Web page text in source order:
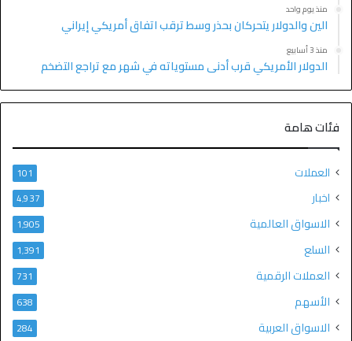
منذ يوم واحد
الين والدولار يتحركان بحذر وسط ترقب اتفاق أمريكي إيراني
منذ 3 أسابيع
الدولار الأمريكي قرب أدنى مستوياته في شهر مع تراجع التضخم
فئات هامة
العملات 101
اخبار 4٬937
الاسواق العالمية 1٬905
السلع 1٬391
العملات الرقمية 731
الأسهم 638
الاسواق العربية 284